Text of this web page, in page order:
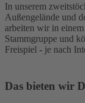
In unserem
Außengelände und
arbeiten wir in
Stammgruppe und
Freispiel - je nach
Das bieten wir